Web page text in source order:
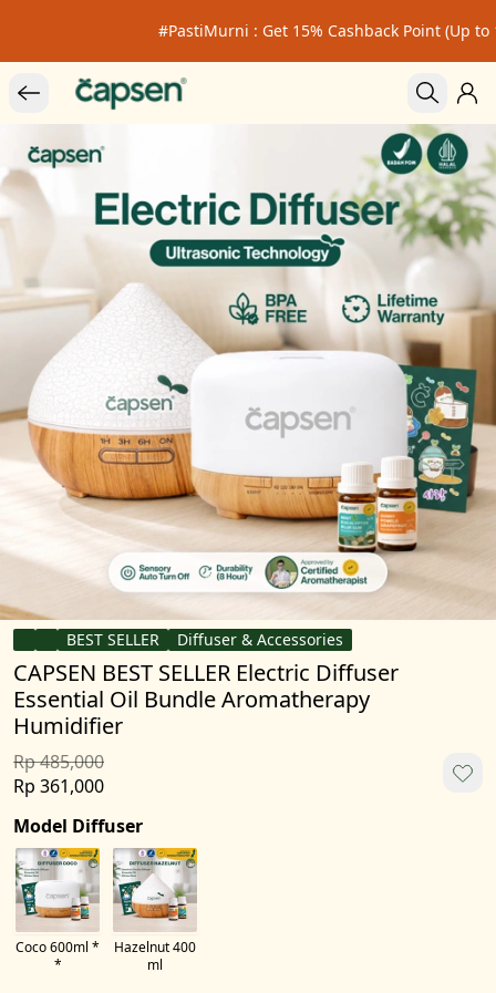
#PastiMurni : Get 15% Cashback Point (Up to
BEST SELLER Diffuser & Accessories
CAPSEN BEST SELLER Electric Diffuser
Essential Oil Bundle Aromatherapy
Humidifier
Rp 485,000
Rp 361,000
Model Diffuser
Coco 600ml *
*
Hazelnut 400
ml